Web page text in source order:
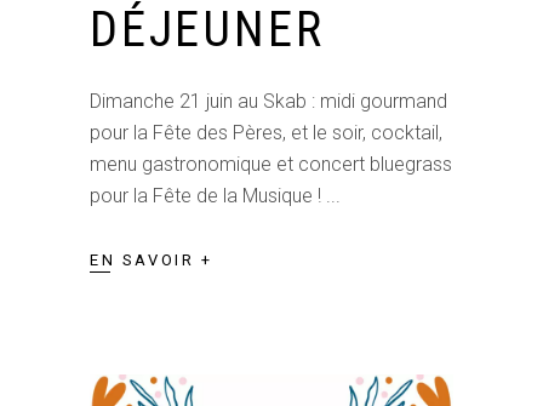
DÉJEUNER
Dimanche 21 juin au Skab : midi gourmand
pour la Fête des Pères, et le soir, cocktail,
menu gastronomique et concert bluegrass
pour la Fête de la Musique !
EN SAVOIR +